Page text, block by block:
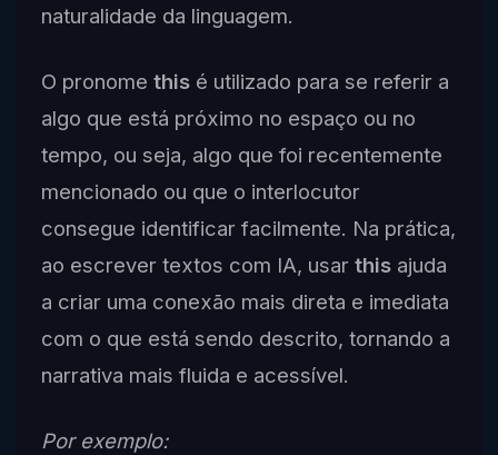
naturalidade da linguagem.
O pronome thisé utilizado para se referir a
algo que está próximo no espaço ou no
tempo, ou seja, algo que foi recentemente
mencionado ou que o interlocutor
consegue identificar facilmente. Na prática,
ao escrever textos com IA, usar thisajuda
a criar uma conexão mais direta e imediata
com o que está sendo descrito, tornando a
narrativa mais fluida e acessível.
Por exemplo: